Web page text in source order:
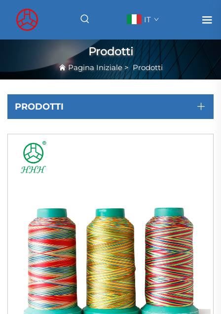
IT
Prodotti
Pagina Iniziale>Prodotti
PRODOTTI